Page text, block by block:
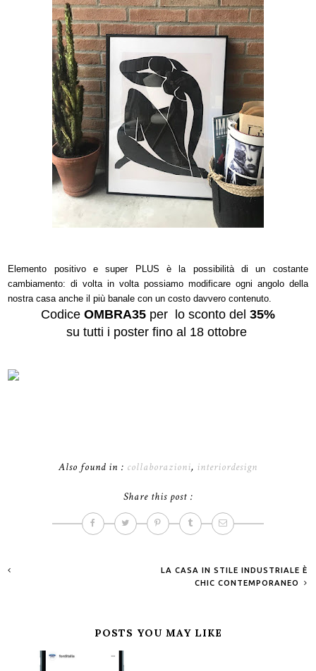
Elemento positivo e super PLUS è la possibilità di un costante
cambiamento: di volta in volta possiamo modificare ogni angolo della
nostra casa anche il più banale con un costo davvero contenuto.
Codice OMBRA35 per lo sconto del 35%
su tutti i poster fino al 18 ottobre
Also found in : collaborazioni, interiordesign
Share this post :
LA CASA IN STILE INDUSTRIALE È
CHIC CONTEMPORANEO
POSTS YOU MAY LIKE